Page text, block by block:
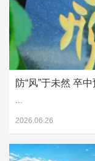
防“风”于未然 卒
...
2026.06.26